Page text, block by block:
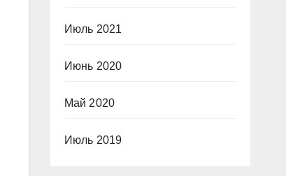
Июль 2021
Июнь 2020
Май 2020
Июль 2019